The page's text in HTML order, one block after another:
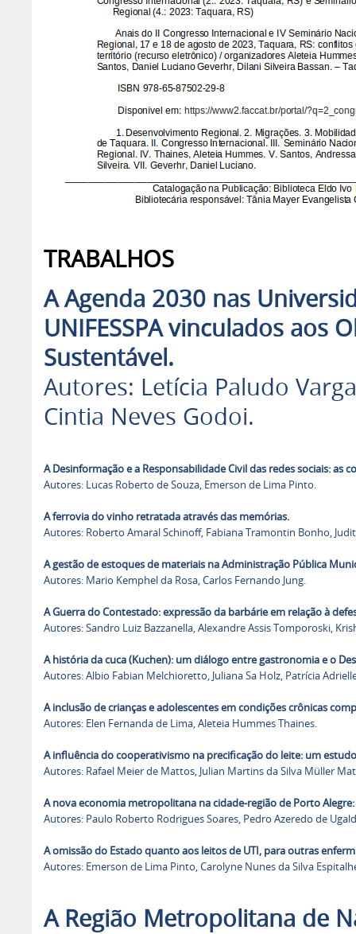
TRABALHOS
A Agenda 2030 nas
UNIFESSPA vinculados aos
Sustentável.
Autores: Letícia Paludo
Cintia Neves Godoi.
A Desinformação e a Responsabilidade Civil das redes sociais: as
Autores: Lucas Roberto de Souza, Emerson de Lima Pinto.
A ferrovia do vinho retratada através das memórias.
Autores: Roberto Amaral Schinoff, Fabiana Tramontin Bonho,
A gestão de estoques de materiais na Administração Pública
Autores: Mario Kemphel da Rosa, Carlos Fernando Jung.
A Guerra do Contestado: expressão da barbárie em relação à
Autores: Sandro Luiz Bazzanella, Alexandre Assis Tomporoski,
A história da cuca (Kuchen): um diálogo entre gastronomia e o
Autores: Albio Fabian Melchioretto, Juliana Sa Holz, Patrícia
A inclusão de crianças e adolescentes em condições crônicas
Autores: Elen Fernanda de Lima, Aleteia Hummes Thaines.
A influência do cooperativismo na precificação do leite: um
Autores: Rafael Meier de Mattos, Julian Martins da Silva Müller
A nova economia metropolitana na cidade-região de Porto
Autores: Paulo Roberto Rodrigues Soares, Pedro Azeredo de
A omissão do Estado quanto aos leitos de UTI, para outras
Autores: Emerson de Lima Pinto, Carolyne Nunes da Silva
A Região Metropolitana de